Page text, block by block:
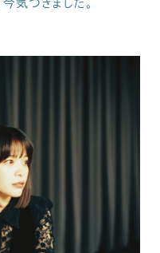
気づきました。